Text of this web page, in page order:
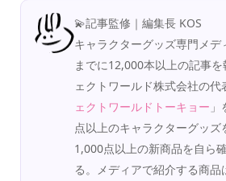
💫記事監修｜編集長 KOS
キャラクターグッズ専門メ
までに12,000本以上の記事
ェクトワールド株式会社の代
ェクトワールドトーキョー
点以上のキャラクターグッズ
1,000点以上の新商品を自ら
る。メディアで紹介する商品